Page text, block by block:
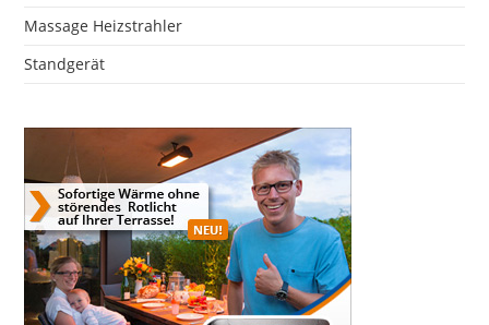
Massage Heizstrahler
Standgerät